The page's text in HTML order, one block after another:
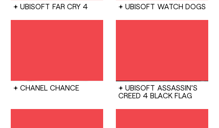
UBISOFT FAR CRY 4 UBISOFT WATCH DOGS
CHANEL CHANCE UBISOFT ASSASSIN'S
CREED 4 BLACK FLAG